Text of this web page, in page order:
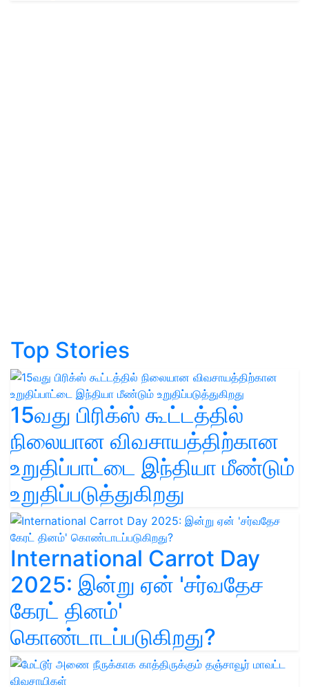
Top Stories
15வது பிரிக்ஸ் கூட்டத்தில்
நிலையான விவசாயத்திற்கான
உறுதிப்பாட்டை இந்தியா மீண்டும்
உறுதிப்படுத்துகிறது
International Carrot Day
2025: இன்று ஏன் 'சர்வதேச
கேரட் தினம்'
கொண்டாடப்படுகிறது?